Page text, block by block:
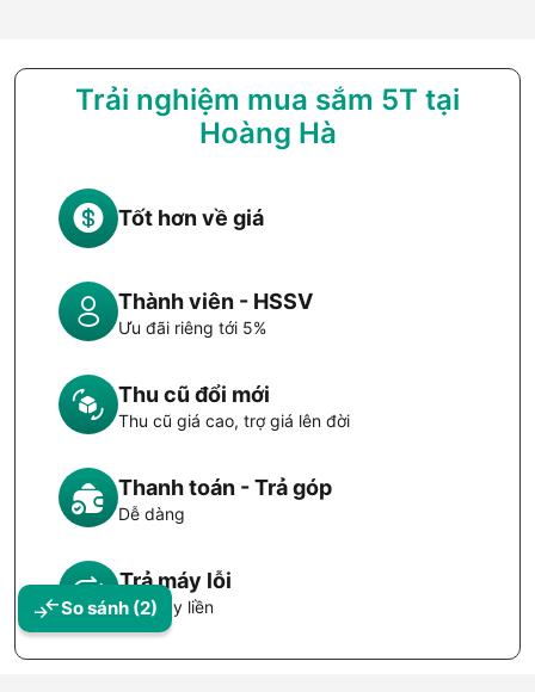
So sánh (2)
Trải nghiệm mua sắm 5T tại
Hoàng Hà
Tốt hơn về giá
Thành viên - HSSV
Ưu đãi riêng tới 5%
Thu cũ đổi mới
Thu cũ giá cao, trợ giá lên đời
Thanh toán - Trả góp
Dễ dàng
Trả máy lỗi
Đổi máy liền